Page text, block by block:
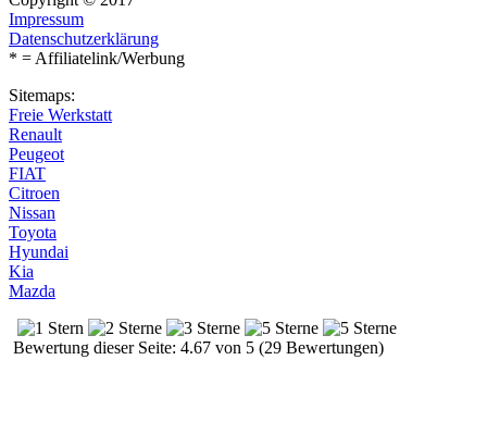
Impressum
Datenschutzerklärung
* = Affiliatelink/Werbung
Sitemaps:
Freie Werkstatt
Renault
Peugeot
FIAT
Citroen
Nissan
Toyota
Hyundai
Kia
Mazda
Bewertung dieser Seite: 4.67 von 5 (29 Bewertungen)